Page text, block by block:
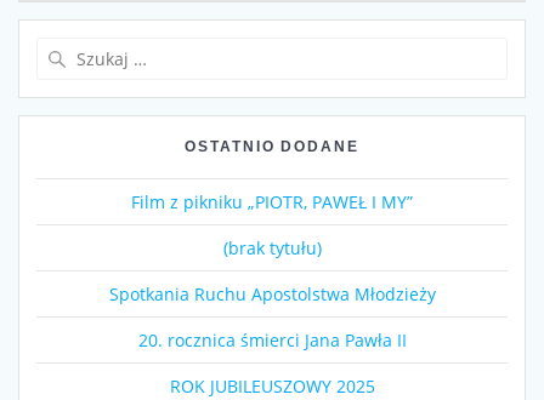
OSTATNIO DODANE
Film z pikniku „PIOTR, PAWEŁ I MY”
(brak tytułu)
Spotkania Ruchu Apostolstwa Młodzieży
20. rocznica śmierci Jana Pawła II
ROK JUBILEUSZOWY 2025